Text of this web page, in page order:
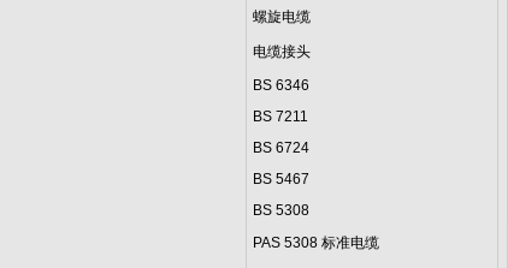
螺旋电缆
电缆接头
BS 6346
BS 7211
BS 6724
BS 5467
BS 5308
PAS 5308 标准电缆